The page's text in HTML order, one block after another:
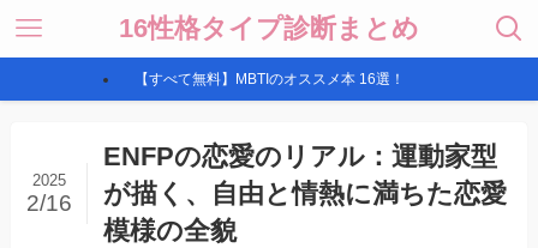
16性格タイプ診断まとめ
【すべて無料】MBTIのオススメ本 16選！
ENFPの恋愛のリアル：運動家型
が描く、自由と情熱に満ちた恋愛
模様の全貌
2025
2/16